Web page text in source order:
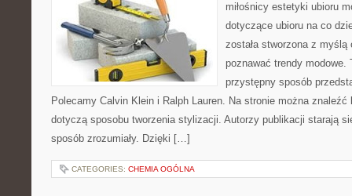
miłośnicy estetyki ubioru
dotyczące ubioru na co
została stworzona z
poznawać trendy modowe.
przystępny sposób
Polecamy Calvin Klein i Ralph Lauren. Na stronie można znaleźć
dotyczą sposobu tworzenia stylizacji. Autorzy publikacji starają
sposób zrozumiały. Dzięki […]
CATEGORIES: CHEMIA OGÓLNA